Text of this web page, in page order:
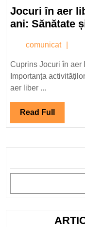
2024
Jocuri în aer
ani: Sănătate
comunicat
Cuprins Jocuri în aer
Importanța
aer liber ...
Read Full Read
Full